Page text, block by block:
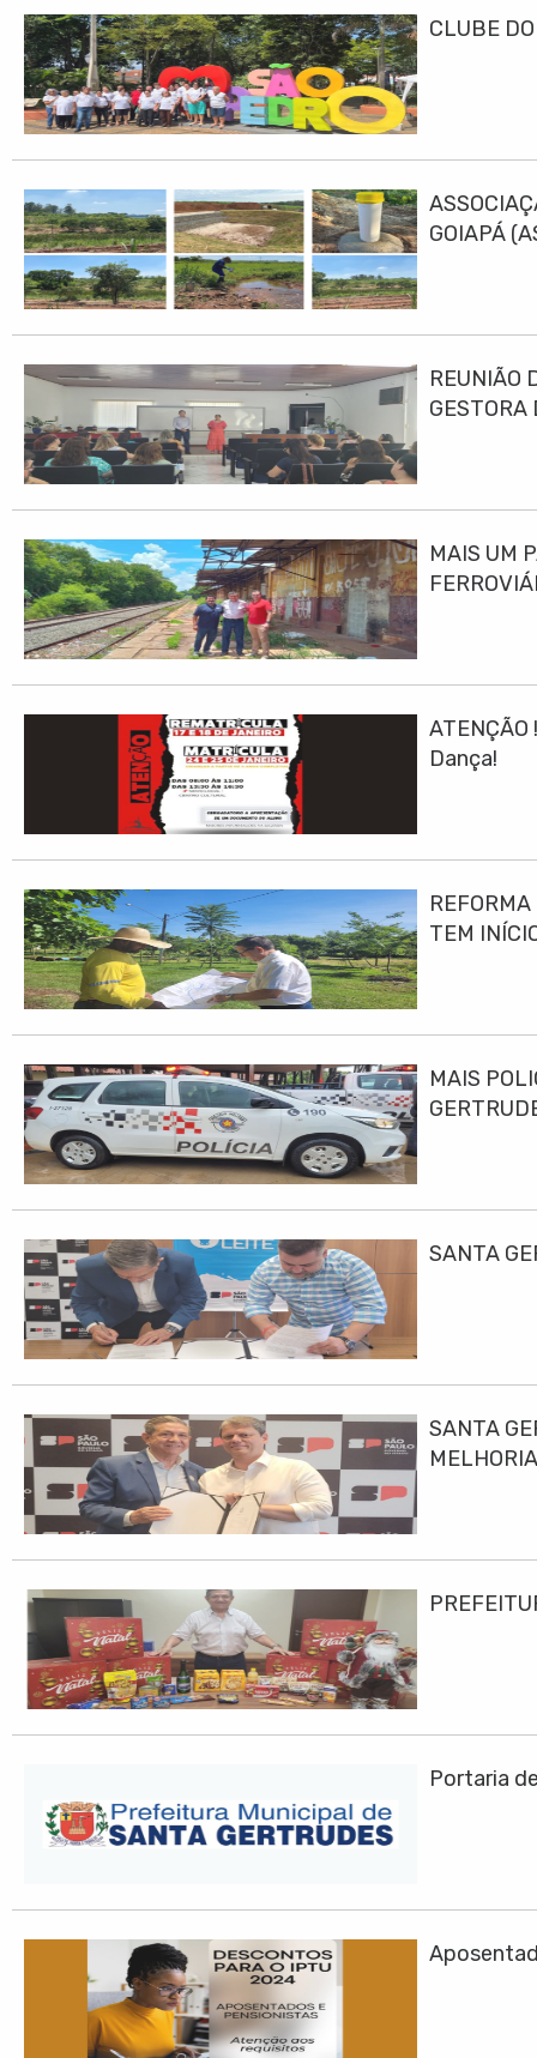
CLUBE
GOIAPÁ
REUNIÃO
GESTORA
MAIS UM
Dança!
TEM
MAIS
SANTA
SANTA
Portaria